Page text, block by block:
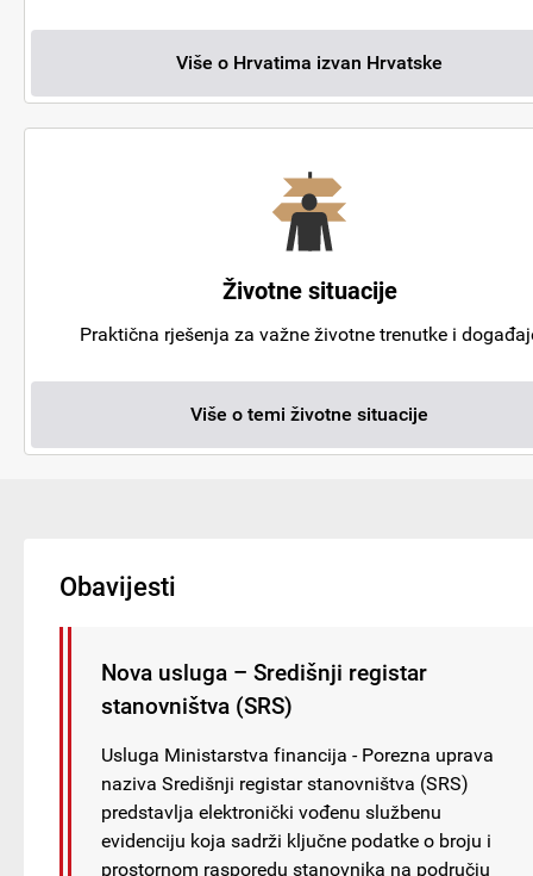
Više o Hrvatima izvan Hrvatske
Životne situacije
Praktična rješenja za važne životne trenutke i
Više o temi životne situacije
Obavijesti
Nova usluga – Središnji registar
stanovništva (SRS)
Usluga Ministarstva financija - Porezna uprava
naziva Središnji registar stanovništva (SRS)
predstavlja elektronički vođenu službenu
evidenciju koja sadrži ključne podatke o broju i
prostornom rasporedu stanovnika na području